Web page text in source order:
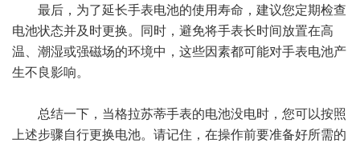
最后，为了延长手表电池的使用寿命，建议您定期检查
电池状态并及时更换。同时，避免将手表长时间放置在高
温、潮湿或强磁场的环境中，这些因素都可能对手表电池产
生不良影响。
总结一下，当格拉苏蒂手表的电池没电时，您可以按照
上述步骤自行更换电池。请记住，在操作前要准备好所需的